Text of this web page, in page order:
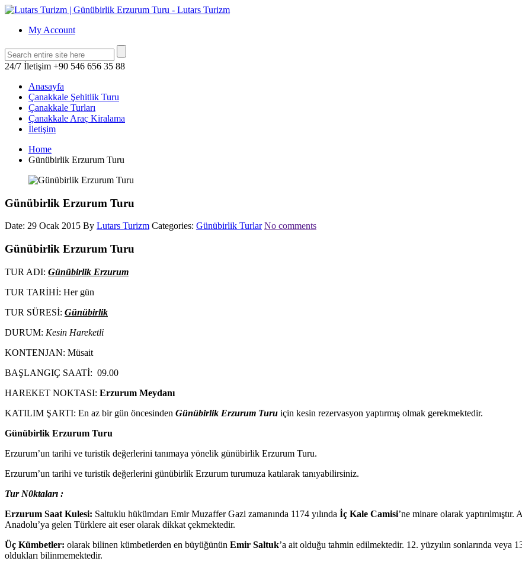
My Account
24/7 İletişim +90 546 656 35 88
Anasayfa
Çanakkale Şehitlik Turu
Çanakkale Turları
Çanakkale Araç Kiralama
İletişim
Home
Günübirlik Erzurum Turu
Günübirlik Erzurum Turu
Date: 29 Ocak 2015 By Lutars Turizm Categories: Günübirlik Turlar No comments
Günübirlik Erzurum Turu
TUR ADI: Günübirlik Erzurum
TUR TARİHİ: Her gün
TUR SÜRESİ: Günübirlik
DURUM: Kesin Hareketli
KONTENJAN: Müsait
BAŞLANGIÇ SAATİ: 09.00
HAREKET NOKTASI: Erzurum Meydanı
KATILIM ŞARTI: En az bir gün öncesinden Günübirlik Erzurum Turu için kesin rezervasyon yaptırmış olmak gerekmektedir.
Günübirlik Erzurum Turu
Erzurum’un tarihi ve turistik değerlerini tanımaya yönelik günübirlik Erzurum Turu.
Erzurum’un tarihi ve turistik değerlerini günübirlik Erzurum turumuza katılarak tanıyabilirsiniz.
Tur N0ktaları :
Erzurum Saat Kulesi: Saltuklu hükümdarı Emir Muzaffer Gazi zamanında 1174 yılında İç Kale Camisi’ne minare olarak
Anadolu’ya gelen Türklere ait eser olarak dikkat çekmektedir.
Üç Kümbetler: olarak bilinen kümbetlerden en büyüğünün Emir Saltuk’a ait olduğu tahmin edilmektedir. 12. yüzyılın sonlarında veya
oldukları bilinmemektedir.